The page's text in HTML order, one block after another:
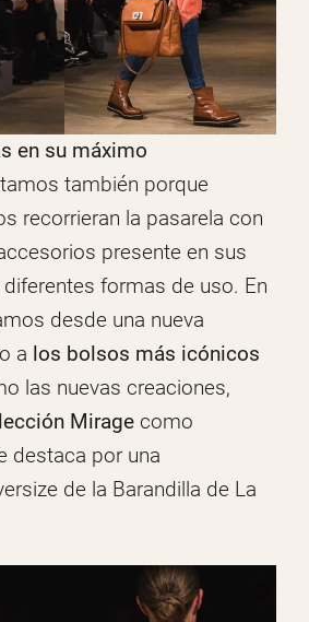
en su máximo
también porque
recorrieran la pasarela con
presente en sus
formas de uso. En
desde una nueva
a los bolsos más icónicos
las nuevas creaciones,
Mirage como
destaca por una
de la Barandilla de La